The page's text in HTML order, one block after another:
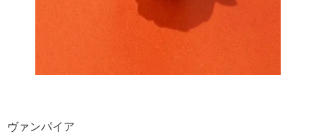
ヴァンパイア